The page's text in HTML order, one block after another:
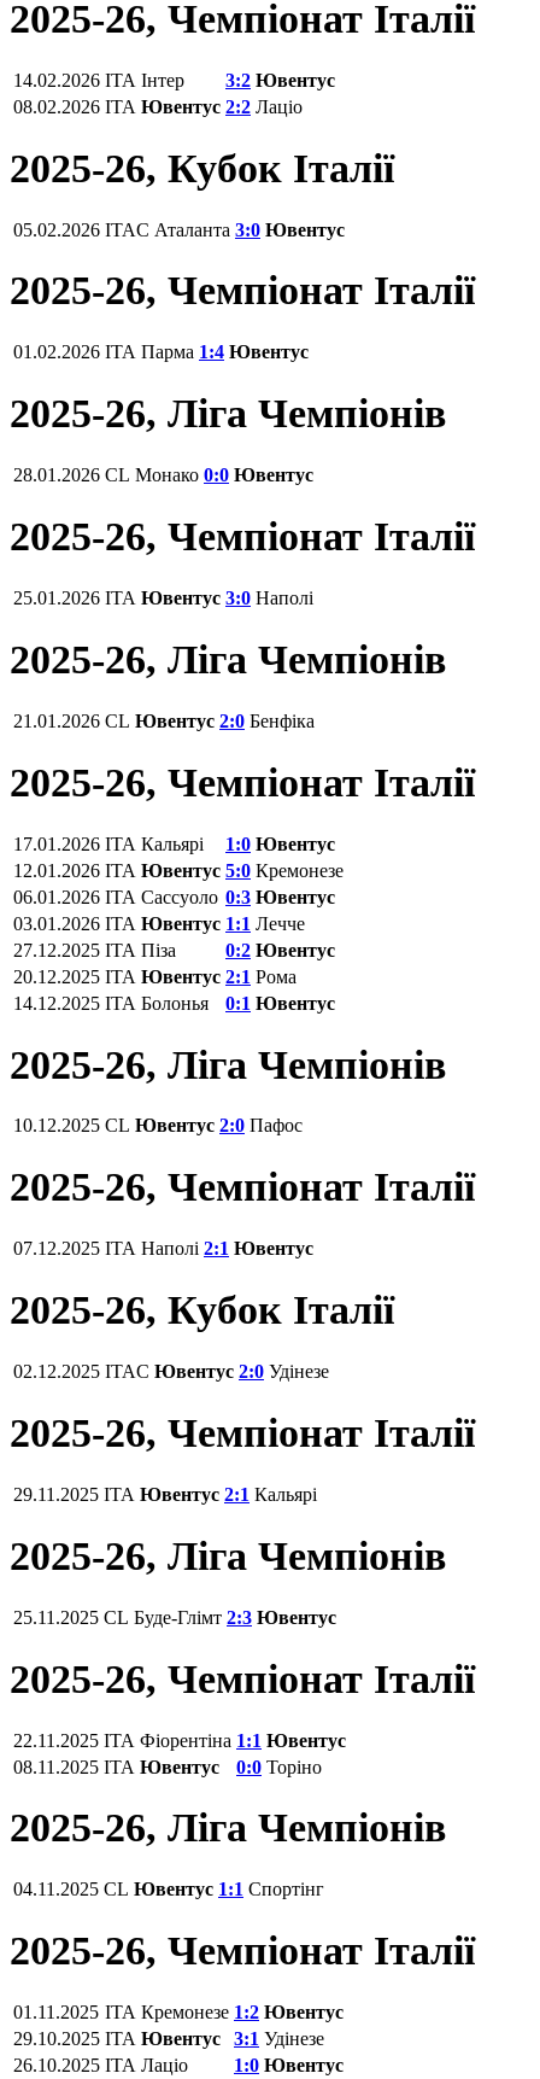
2025-26, Чемпіонат Італії
14.02.2026 ITA Інтер 3:2 Ювентус
08.02.2026 ITA Ювентус 2:2 Лаціо
2025-26, Кубок Італії
05.02.2026 ITAC Аталанта 3:0 Ювентус
2025-26, Чемпіонат Італії
01.02.2026 ITA Парма 1:4 Ювентус
2025-26, Ліга Чемпіонів
28.01.2026 CL Монако 0:0 Ювентус
2025-26, Чемпіонат Італії
25.01.2026 ITA Ювентус 3:0 Наполі
2025-26, Ліга Чемпіонів
21.01.2026 CL Ювентус 2:0 Бенфіка
2025-26, Чемпіонат Італії
17.01.2026 ITA Кальярі 1:0 Ювентус
12.01.2026 ITA Ювентус 5:0 Кремонезе
06.01.2026 ITA Сассуоло 0:3 Ювентус
03.01.2026 ITA Ювентус 1:1 Лечче
27.12.2025 ITA Піза 0:2 Ювентус
20.12.2025 ITA Ювентус 2:1 Рома
14.12.2025 ITA Болонья 0:1 Ювентус
2025-26, Ліга Чемпіонів
10.12.2025 CL Ювентус 2:0 Пафос
2025-26, Чемпіонат Італії
07.12.2025 ITA Наполі 2:1 Ювентус
2025-26, Кубок Італії
02.12.2025 ITAC Ювентус 2:0 Удінезе
2025-26, Чемпіонат Італії
29.11.2025 ITA Ювентус 2:1 Кальярі
2025-26, Ліга Чемпіонів
25.11.2025 CL Буде-Глімт 2:3 Ювентус
2025-26, Чемпіонат Італії
22.11.2025 ITA Фіорентіна‎ 1:1 Ювентус
08.11.2025 ITA Ювентус 0:0 Торіно
2025-26, Ліга Чемпіонів
04.11.2025 CL Ювентус 1:1 Спортінг
2025-26, Чемпіонат Італії
01.11.2025 ITA Кремонезе 1:2 Ювентус
29.10.2025 ITA Ювентус 3:1 Удінезе
26.10.2025 ITA Лаціо 1:0 Ювентус